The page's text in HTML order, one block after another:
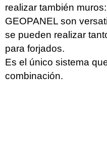
realizar también
GEOPANEL son
se pueden realizar
para forjados.
Es el único sistema
combinación.